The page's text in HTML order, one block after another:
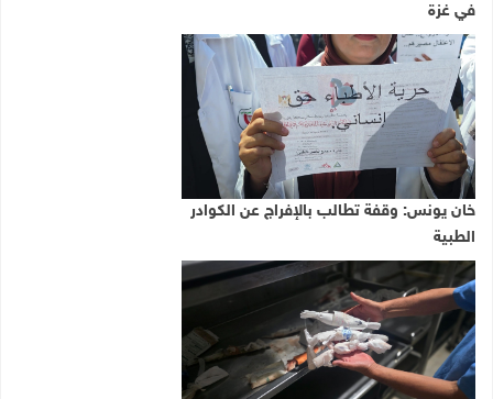
في غزة
خان يونس: وقفة تطالب بالإفراج عن الكوادر
الطبية